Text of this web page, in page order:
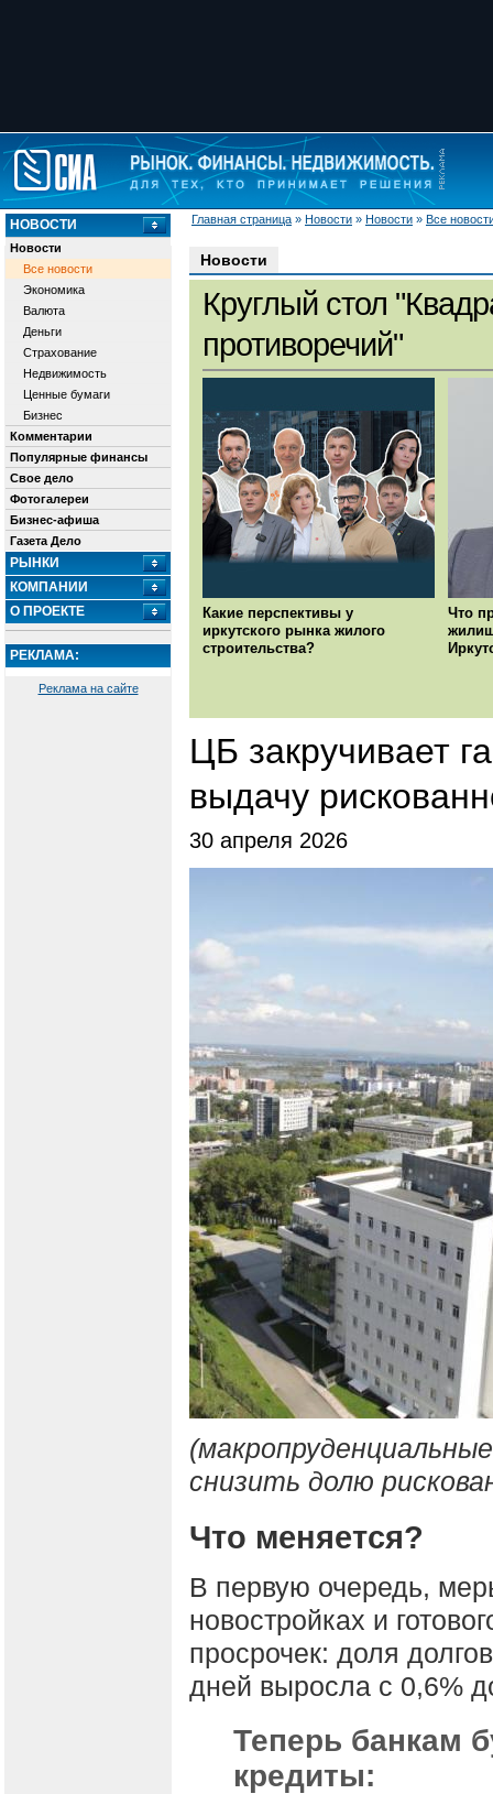
Главная страница » Новости » Новости » Все
НОВОСТИ
Новости
Все новости
Экономика
Валюта
Деньги
Страхование
Недвижимость
Ценные бумаги
Бизнес
Комментарии
Популярные финансы
Свое дело
Фотогалереи
Бизнес-афиша
Газета Дело
РЫНКИ
КОМПАНИИ
О ПРОЕКТЕ
РЕКЛАМА:
Реклама на сайте
Новости
Круглый стол
противоречий"
Какие перспективы у
иркутского рынка жилого
строительства?
Что
ЦБ закручивает
выдачу
30 апреля 2026
снизить долю
Что меняется?
В первую очередь,
новостройках и
просрочек: доля
дней выросла с 0,6%
Теперь банкам
кредиты: